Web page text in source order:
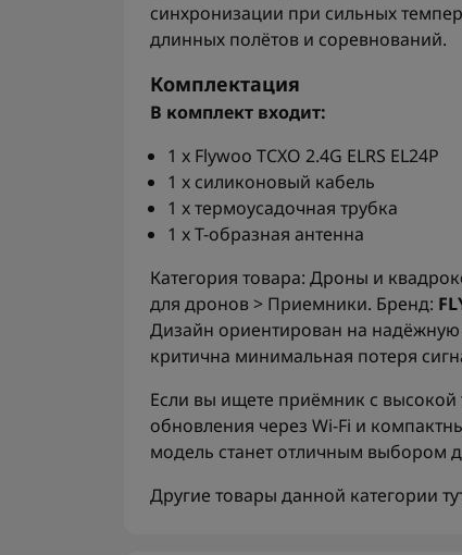
синхронизации при сильных
длинных полётов и соревнований.
Комплектация
В комплект входит:
1 x Flywoo TCXO 2.4G ELRS EL24P
1 x силиконовый кабель
1 x термоусадочная трубка
1 x Т-образная антенна
Категория товара: Дроны и
для дронов > Приемники. Бренд:
Дизайн ориентирован на
критична минимальная потеря
Если вы ищете приёмник с
обновления через Wi‑Fi и
модель станет отличным выбором
Другие товары данной категории